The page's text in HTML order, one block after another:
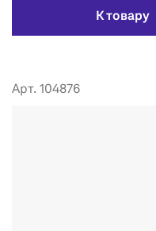
К товару
Арт. 104876